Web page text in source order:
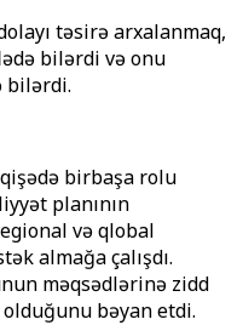
təsirə arxalanmaq,
bilərdi və onu
bilərdi.
birbaşa rolu
planının
və qlobal
almağa çalışdı.
məqsədlərinə zidd
bəyan etdi.